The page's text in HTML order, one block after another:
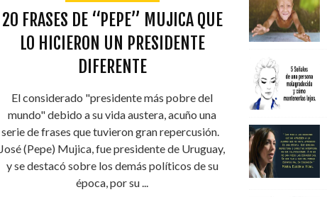
20 FRASES DE “PEPE” MUJICA QUE
LO HICIERON UN PRESIDENTE
DIFERENTE
El considerado "presidente más pobre del
mundo" debido a su vida austera, acuño una
serie de frases que tuvieron gran repercusión.
José (Pepe) Mujica, fue presidente de Uruguay,
y se destacó sobre los demás políticos de su
época, por su ...